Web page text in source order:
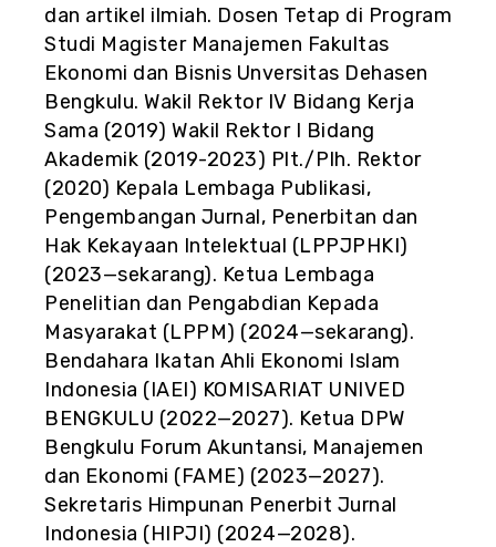
dan artikel ilmiah. Dosen Tetap di Program
Studi Magister Manajemen Fakultas
Ekonomi dan Bisnis Unversitas Dehasen
Bengkulu. Wakil Rektor IV Bidang Kerja
Sama (2019) Wakil Rektor I Bidang
Akademik (2019-2023) Plt./Plh. Rektor
(2020) Kepala Lembaga Publikasi,
Pengembangan Jurnal, Penerbitan dan
Hak Kekayaan Intelektual (LPPJPHKI)
(2023—sekarang). Ketua Lembaga
Penelitian dan Pengabdian Kepada
Masyarakat (LPPM) (2024—sekarang).
Bendahara Ikatan Ahli Ekonomi Islam
Indonesia (IAEI) KOMISARIAT UNIVED
BENGKULU (2022—2027). Ketua DPW
Bengkulu Forum Akuntansi, Manajemen
dan Ekonomi (FAME) (2023—2027).
Sekretaris Himpunan Penerbit Jurnal
Indonesia (HIPJI) (2024—2028).